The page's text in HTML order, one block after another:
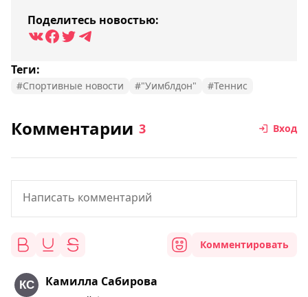
Поделитесь новостью:
Теги:
#Спортивные новости #"Уимблдон" #Теннис
Комментарии 3 Вход
Комментировать
Камилла Сабирова